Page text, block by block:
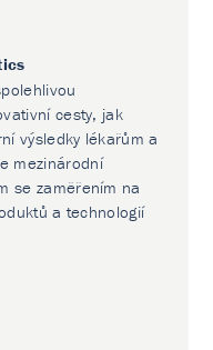
cesty, jak
výsledky lékařům a
mezinárodní
se zaměřením na
a technologií